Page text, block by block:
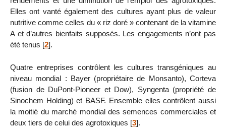
Elles ont vanté également des cultures ayant plus de valeur
nutritive comme celles du « riz doré » contenant de la vitamine
A et d’autres bienfaits supposés. Les engagements n’ont pas
été tenus [2].
Quatre entreprises contrôlent les cultures transgéniques au
niveau mondial : Bayer (propriétaire de Monsanto), Corteva
(fusion de DuPont-Pioneer et Dow), Syngenta (propriété de
Sinochem Holding) et BASF. Ensemble elles contrôlent aussi
la moitié du marché mondial des semences commerciales et
deux tiers de celui des agrotoxiques [3].